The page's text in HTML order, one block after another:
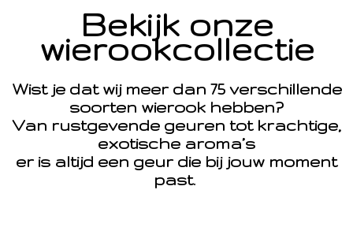
Bekijk onze
wierookcollectie
Wist je dat wij meer dan 75 verschillende
soorten wierook hebben?
Van rustgevende geuren tot krachtige,
exotische aroma’s
er is altijd een geur die bij jouw moment
past.